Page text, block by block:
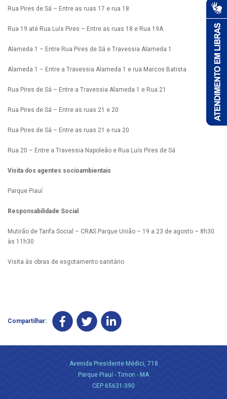
Rua Pires de Sá – Entre as ruas 17 e rua 18
Rua 19 até Rua Luís Pires – Entre as ruas 18 e Rua 19A
Alameda 1 – Entre Rua Pires de Sá e Travessia Alameda 1
Alameda 1 – Entre a Travessia Alameda 1 e rua Marcos Batista
Rua Pires de Sá – Entre a Travessia Alameda 1 e Rua 21
Rua Pires de Sá – Entre as ruas 21 e 20
Rua Pires de Sá – Entre as ruas 21 e rua 20
Rua 20 – Entre a Travessia Napoleão e Rua Luís Pires de Sá
Visita dos agentes socioambientais
Parque Piauí
Responsabilidade Social
Mutirão de Tarifa Social – CRAS Parque União – 19 a 23 de agosto – 8h30
às 11h30
Visita às obras de esgotamento sanitário
Compartilhar:
Avenida Presidente Médici, 718
Parque Piauí - Timon - MA
CEP 65631-390